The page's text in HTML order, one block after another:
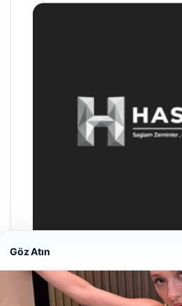
Prenses Night Club
Nisan 29, 2026
Göz Atın